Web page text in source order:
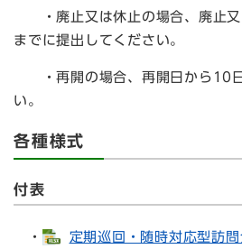
・廃止又は休止の場合、廃止又
までに提出してください。
・再開の場合、再開日から10日
い。
各種様式
付表
・
定期巡回・随時対応型訪